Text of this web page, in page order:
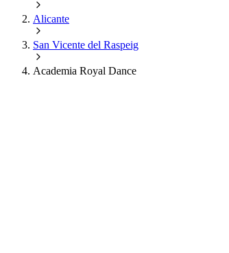
Alicante
San Vicente del Raspeig
Academia Royal Dance